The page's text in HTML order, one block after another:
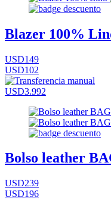
Blazer 100%
USD149
USD102
USD3.992
Bolso leather
USD239
USD196